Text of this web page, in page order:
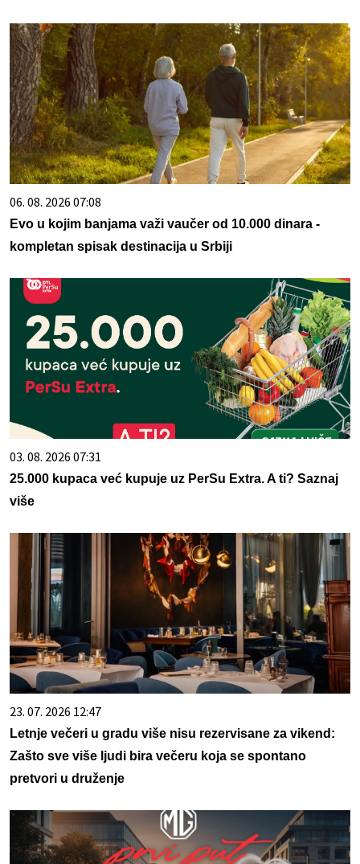
06. 08. 2026 07:08
Evo u kojim banjama važi vaučer od 10.000 dinara -
kompletan spisak destinacija u Srbiji
03. 08. 2026 07:31
25.000 kupaca već kupuje uz PerSu Extra. A ti? Saznaj
više
23. 07. 2026 12:47
Letnje večeri u gradu više nisu rezervisane za vikend:
Zašto sve više ljudi bira večeru koja se spontano
pretvori u druženje